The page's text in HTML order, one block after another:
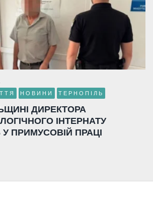
НОВИНИ ТЕРНОПІЛЬ
ДИРЕКТОРА
ІНТЕРНАТУ
ПРИМУСОВІЙ ПРАЦІ